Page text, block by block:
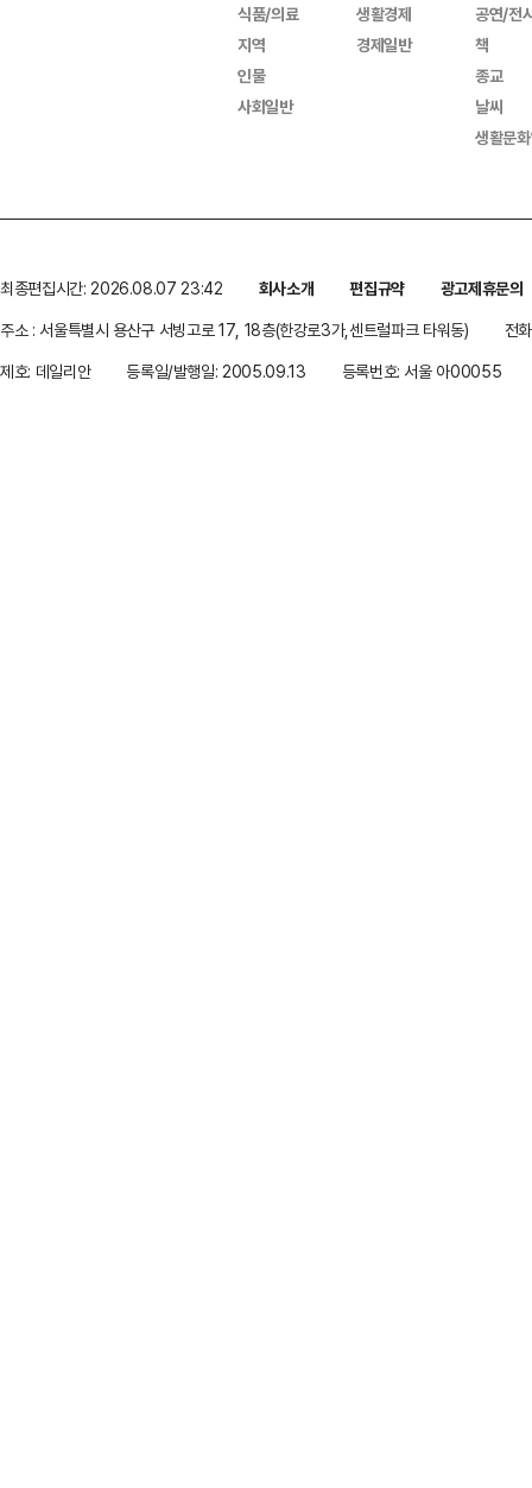
식품/의료
지역
인물
사회일반
생활경제
경제일반
공연/전
책
종교
날씨
생활문
최종편집시간: 2026.08.07 23:42 회사소개 편집규약
광고제휴문의
주소 : 서울특별시 용산구 서빙고로 17, 18층(한강로3가,센트럴파크 타워동)
전
제호: 데일리안
등록일/발행일: 2005.09.13 등록번호: 서울 아00055